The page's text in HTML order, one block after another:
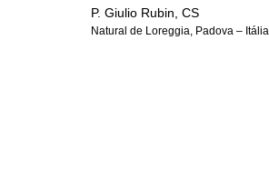
P. Giulio Rubin, CS
Natural de Loreggia, Padova – Itália